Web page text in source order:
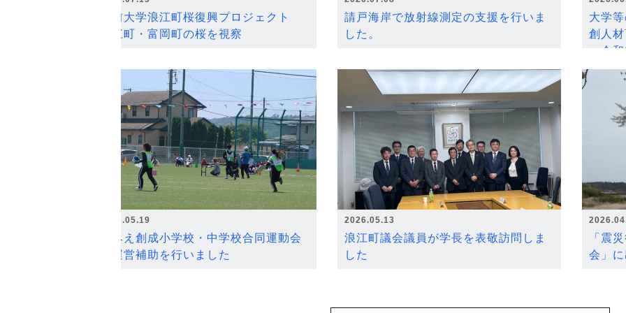
弘前大学浪江町桜復興プロジェクト
浪江町・富岡町の桜を視察
請戸海岸で放射線測定の支援を行いま
した。
大学
創人
～令
2026.05.19
なみえ創成小学校・中学校合同運動会
の運営補助を行いました
2026.05.13
浪江町議会議員が学長を表敬訪問しま
した
「震
会」